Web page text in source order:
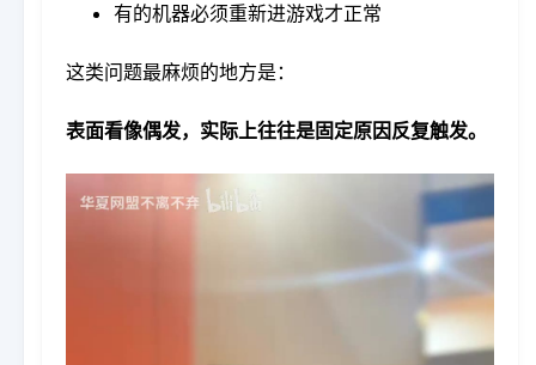
有的机器必须重新进游戏才正常
这类问题最麻烦的地方是：
表面看像偶发，实际上往往是固定原因反复触发。